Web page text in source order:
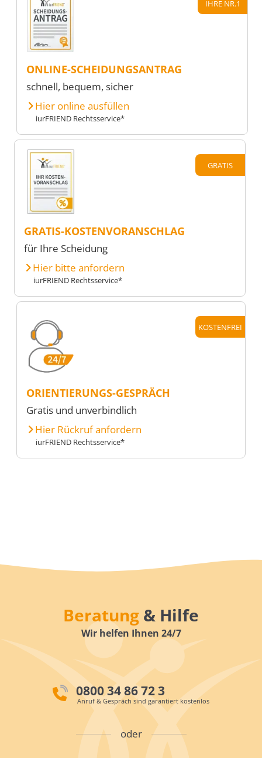
IHRE NR.1
ONLINE-SCHEIDUNGSANTRAG
schnell, bequem, sicher
Hier online ausfüllen
iurFRIEND Rechtsservice*
GRATIS
GRATIS-KOSTENVORANSCHLAG
für Ihre Scheidung
Hier bitte anfordern
iurFRIEND Rechtsservice*
KOSTENFREI
ORIENTIERUNGS-GESPRÄCH
Gratis und unverbindlich
Hier Rückruf anfordern
iurFRIEND Rechtsservice*
Beratung & Hilfe
Wir helfen Ihnen 24/7
0800 34 86 72 3
Anruf & Gespräch sind garantiert kostenlos
oder